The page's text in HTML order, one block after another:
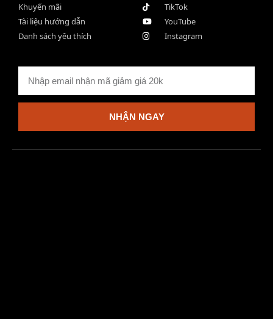
Khuyến mãi
Tài liệu hướng dẫn
Danh sách yêu thích
TikTok
YouTube
Instagram
NHẬN NGAY